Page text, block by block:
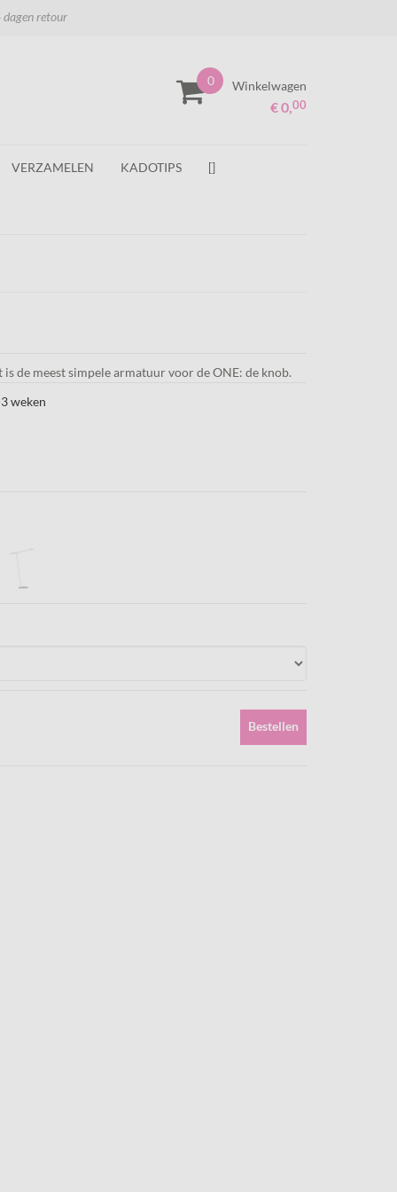
retour
0 Winkelwagen
€ 0,00
VERZAMELEN KADOTIPS []
de meest simpele armatuur voor de ONE: de knob.
weken
Bestellen